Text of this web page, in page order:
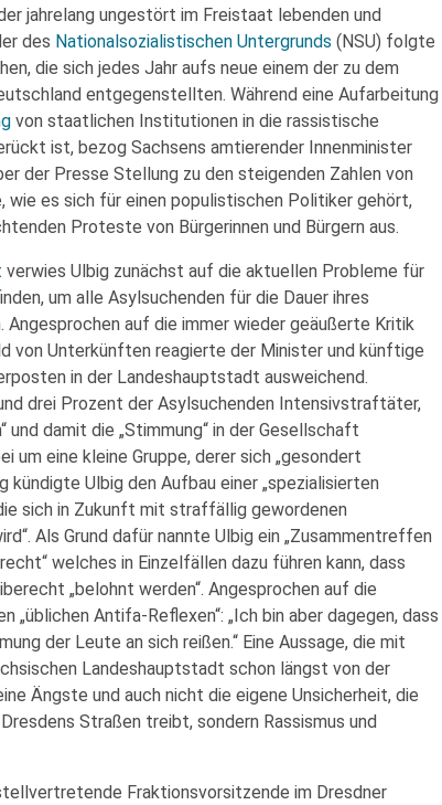
jahrelang ungestört im Freistaat lebenden und
des Nationalsozialistischen Untergrunds (NSU) folgte
die sich jedes Jahr aufs neue einem der zu dem
entgegenstellten. Während eine Aufarbeitung
von staatlichen Institutionen in die rassistische
ist, bezog Sachsens amtierender Innenminister
der Presse Stellung zu den steigenden Zahlen von
wie es sich für einen populistischen Politiker gehört,
Proteste von Bürgerinnen und Bürgern aus.
verwies Ulbig zunächst auf die aktuellen Probleme für
um alle Asylsuchenden für die Dauer ihres
Angesprochen auf die immer wieder geäußerte Kritik
von Unterkünften reagierte der Minister und künftige
in der Landeshauptstadt ausweichend.
drei Prozent der Asylsuchenden Intensivstraftäter,
damit die „Stimmung“ in der Gesellschaft
um eine kleine Gruppe, derer sich „gesondert
kündigte Ulbig den Aufbau einer „spezialisierten
sich in Zukunft mit straffällig gewordenen
Als Grund dafür nannte Ulbig ein „Zusammentreffen
welches in Einzelfällen dazu führen kann, dass
„belohnt werden“. Angesprochen auf die
„üblichen Antifa-Reflexen“: „Ich bin aber dagegen, dass
der Leute an sich reißen.“ Eine Aussage, die mit
Landeshauptstadt schon längst von der
Ängste und auch nicht die eigene Unsicherheit, die
Straßen treibt, sondern Rassismus und
Fraktionsvorsitzende im Dresdner